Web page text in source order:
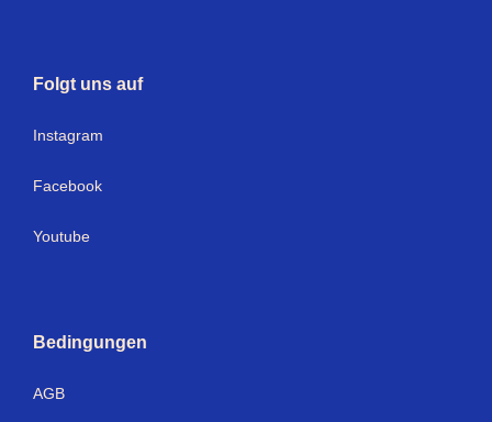
Folgt uns auf
Instagram
Facebook
Youtube
Bedingungen
AGB